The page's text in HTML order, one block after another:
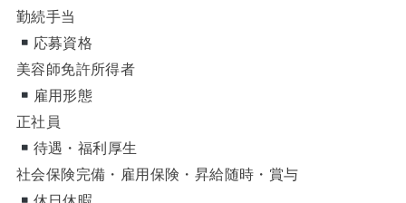
勤続手当
応募資格
美容師免許所得者
雇用形態
正社員
待遇・福利厚生
社会保険完備・雇用保険・昇給随時・賞与